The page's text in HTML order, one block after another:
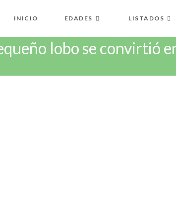
INICIO EDADES LISTADOS
lobo se convirtió